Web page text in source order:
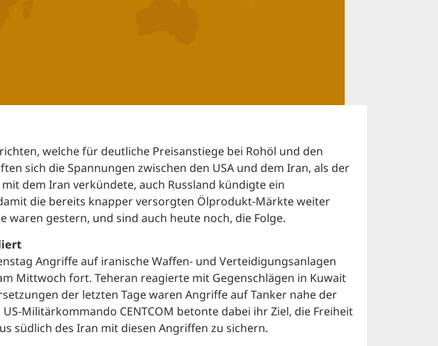
welche für deutliche Preisanstiege bei Rohöl und den
sich die Spannungen zwischen den USA und dem Iran, als der
dem Iran verkündete, auch Russland kündigte ein
die bereits knapper versorgten Ölprodukt-Märkte weiter
waren gestern, und sind auch heute noch, die Folge.
Angriffe auf iranische Waffen- und Verteidigungsanlagen
Mittwoch fort. Teheran reagierte mit Gegenschlägen in Kuwait
der letzten Tage waren Angriffe auf Tanker nahe der
Militärkommando CENTCOM betonte dabei ihr Ziel, die Freiheit
südlich des Iran mit diesen Angriffen zu sichern.